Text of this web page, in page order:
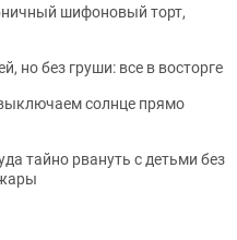
шифоновый торт,
но без груши: все в восторге
солнце прямо
тайно рвануть с детьми без